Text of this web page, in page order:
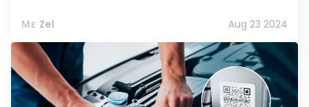
Με Zel Aug 23 2024